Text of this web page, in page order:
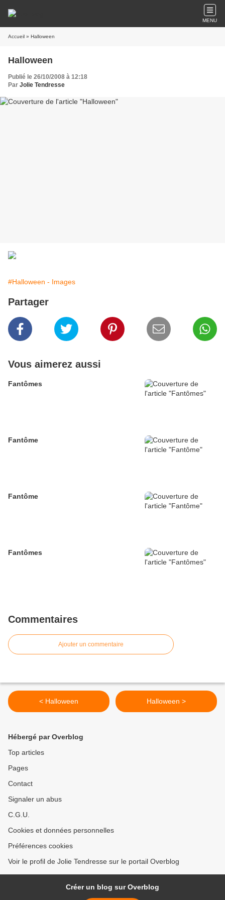
MENU
Accueil » Halloween
Halloween
Publié le 26/10/2008 à 12:18
Par Jolie Tendresse
#Halloween - Images
Partager
Vous aimerez aussi
Fantômes
Fantôme
Fantôme
Fantômes
Commentaires
Ajouter un commentaire
< Halloween Halloween >
Hébergé par Overblog
Top articles
Pages
Contact
Signaler un abus
C.G.U.
Cookies et données personnelles
Préférences cookies
Voir le profil de Jolie Tendresse sur le portail Overblog
Créer un blog sur Overblog